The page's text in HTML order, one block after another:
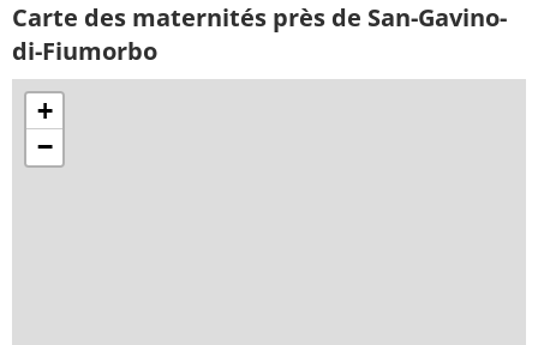
Carte des maternités près de San-Gavino-
di-Fiumorbo
+
−